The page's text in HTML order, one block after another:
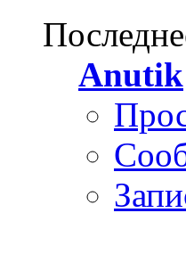
Anutik